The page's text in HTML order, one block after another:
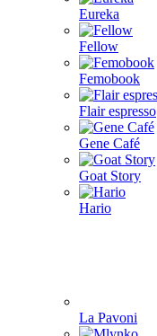
Eureka
Fellow
Femobook
Flair espresso
Gene Café
Goat Story
Hario
La Pavoni